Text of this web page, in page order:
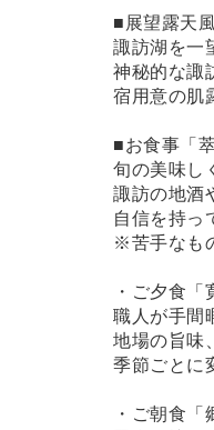
■展望露天
諏訪湖を一
神秘的な諏
宿用意の肌
■お食事「萃
旬の美味し
諏訪の地酒
自信を持っ
※苦手なも
・ご夕食「
職人が手間
地場の旨味
季節ごとに
・ご朝食「